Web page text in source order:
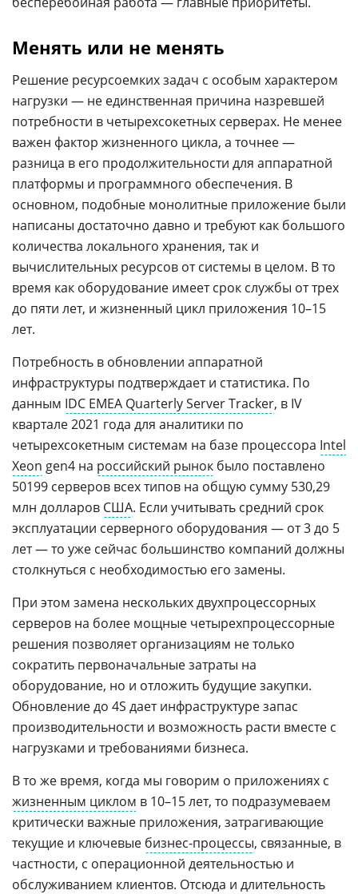
Менять или не менять
Решение ресурсоемких задач с особым характером
нагрузки — не единственная причина назревшей
потребности в четырехсокетных серверах. Не менее
важен фактор жизненного цикла, а точнее —
разница в его продолжительности для аппаратной
платформы и программного обеспечения. В
основном, подобные монолитные приложение были
написаны достаточно давно и требуют как большого
количества локального хранения, так и
вычислительных ресурсов от системы в целом. В то
время как оборудование имеет срок службы от трех
до пяти лет, и жизненный цикл приложения 10–15
лет.
Потребность в обновлении аппаратной
инфраструктуры подтверждает и статистика. По
данным IDC EMEA Quarterly Server Tracker, в IV
квартале 2021 года для аналитики по
четырехсокетным системам на базе процессора Intel
Xeon gen4 на российский рынок было поставлено
50199 серверов всех типов на общую сумму 530,29
млн долларов США. Если учитывать средний срок
эксплуатации серверного оборудования — от 3 до 5
лет — то уже сейчас большинство компаний должны
столкнуться с необходимостью его замены.
При этом замена нескольких двухпроцессорных
серверов на более мощные четырехпроцессорные
решения позволяет организациям не только
сократить первоначальные затраты на
оборудование, но и отложить будущие закупки.
Обновление до 4S дает инфраструктуре запас
производительности и возможность расти вместе с
нагрузками и требованиями бизнеса.
В то же время, когда мы говорим о приложениях с
жизненным циклом в 10–15 лет, то подразумеваем
критически важные приложения, затрагивающие
текущие и ключевые бизнес-процессы, связанные, в
частности, с операционной деятельностью и
обслуживанием клиентов. Отсюда и длительность